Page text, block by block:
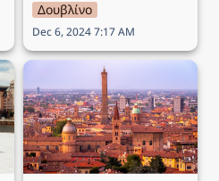
Δουβλίνο
Dec 6, 2024 7:17 AM
Ταξίδι στην Μπολόνια →
4 ημέρες από 238€,
αεροπορικά και διαμονή